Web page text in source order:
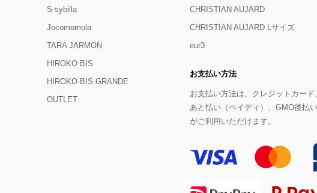
S sybilla
Jocomomola
TARA JARMON
CHRISTIAN AUJARD
CHRISTIAN AUJARD Lサイズ
eur3
HIROKO BIS
HIROKO BIS GRANDE
OUTLET
お支払い方法
お支払い方法は、クレジットカード
あと払い（ペイディ）、GMO後払
がご利用いただけます。